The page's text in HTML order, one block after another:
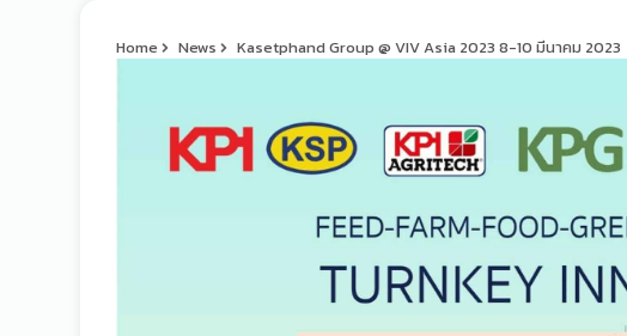
Home News Kasetphand Group @ VIV Asia 2023 8-10 มีนาคม 2023